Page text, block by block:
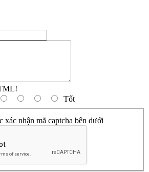
Tốt
xác nhận mã captcha bên dưới